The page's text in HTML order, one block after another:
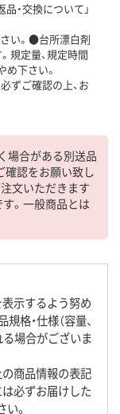
・交換について」
い。●台所漂白剤
規定量、規定時間
下さい。
必ずご確認の上、お
場合がある別送品
確認をお願い致し
文いただきます
。一般商品とは
示するよう努め
格・仕様（容量、
る場合がございま
商品情報の表記
必ずお届けした
。